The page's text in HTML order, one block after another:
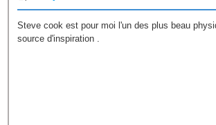
Steve cook est pour moi l'un des plus beau
source d'inspiration .